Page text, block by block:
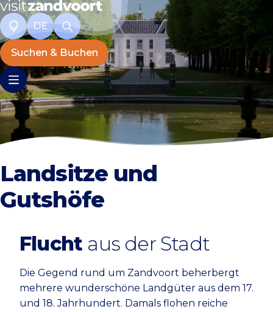
DE
Suchen & Buchen
Landsitze und
Gutshöfe
Flucht aus der Stadt
Die Gegend rund um Zandvoort beherbergt
mehrere wunderschöne Landgüter aus dem 17.
und 18. Jahrhundert. Damals flohen reiche